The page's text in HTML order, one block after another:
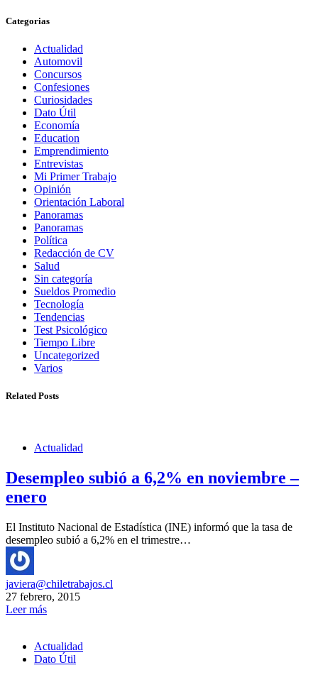
Categorias
Actualidad
Automovil
Concursos
Confesiones
Curiosidades
Dato Útil
Economía
Education
Emprendimiento
Entrevistas
Mi Primer Trabajo
Opinión
Orientación Laboral
Panoramas
Panoramas
Política
Redacción de CV
Salud
Sin categoría
Sueldos Promedio
Tecnología
Tendencias
Test Psicológico
Tiempo Libre
Uncategorized
Varios
Related Posts
Actualidad
Desempleo subió a 6,2% en noviembre –
enero
El Instituto Nacional de Estadística (INE) informó que la tasa de
desempleo subió a 6,2% en el trimestre…
javiera@chiletrabajos.cl
27 febrero, 2015
Leer más
Actualidad
Dato Útil